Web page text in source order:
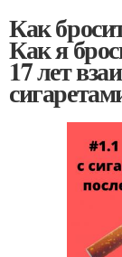
Как
Как я
17 лет